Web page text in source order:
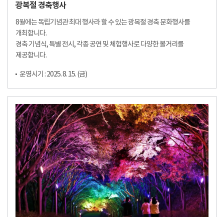
광복절 경축행사
8월에는 독립기념관 최대 행사라 할 수 있는 광복절 경축 문화행사를
개최합니다.
경축 기념식, 특별 전시, 각종 공연 및 체험행사로 다양한 볼거리를
제공합니다.
운영시기 : 2025. 8. 15. (금)